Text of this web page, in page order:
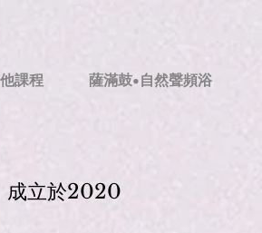
課程 薩滿鼓•自然聲頻浴
成立於2020